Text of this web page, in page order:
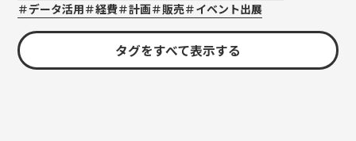
データ活用
経費 計画 販売 イベント出展
タグをすべて表示する